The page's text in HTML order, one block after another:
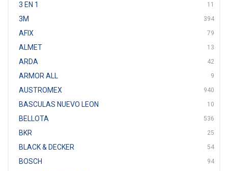
3 EN 1 11
3M 394
AFIX 79
ALMET 13
ARDA 42
ARMOR ALL 9
AUSTROMEX 940
BASCULAS NUEVO LEON 10
BELLOTA 536
BKR 25
BLACK & DECKER 54
BOSCH 94